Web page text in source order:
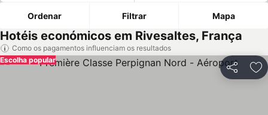
Ordenar Filtrar Mapa
Hotéis económicos em Rivesaltes, França
Como os pagamentos influenciam os resultados
Partilhar
Escolha popular